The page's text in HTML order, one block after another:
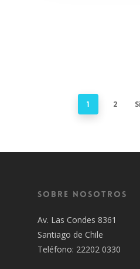
1 2
Sobre Nosotros
Av. Las Condes 8361
Santiago de Chile
Teléfono: 22202 0330